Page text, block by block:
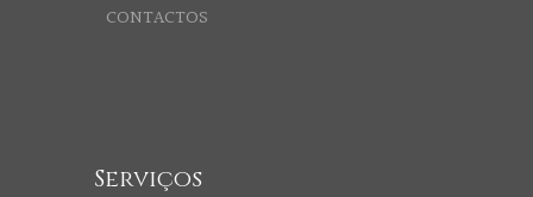
CONTACTOS
Serviços